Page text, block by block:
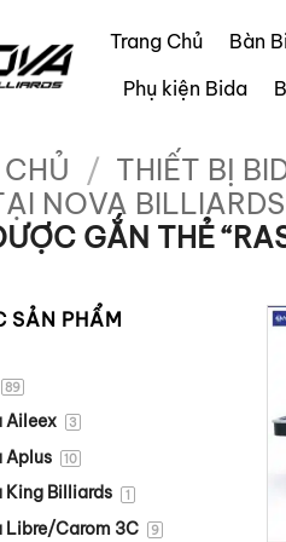
Trang Chủ Bàn
Phụ kiện Bida
/ THIẾT BỊ
NOVA BILLIARDS
GẮN THẺ
SẢN PHẨM
89
Aileex 3
Aplus 10
King Billiards 1
Libre/Carom 3C 9